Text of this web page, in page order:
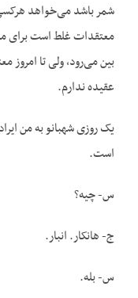
شمر باشد می‌خواهد
معتقدات غلط است برای
بین می‌رود، ولی تا امروز
عقیده ندارم.
یک روزی شهبانو به من
است.
س- چیه؟
ج- هانکار. انبار.
س- بله.